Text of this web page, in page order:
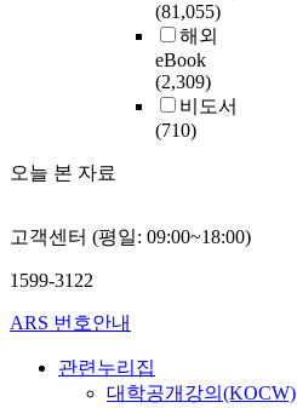
(81,055)
해외
eBook
(2,309)
비도서
(710)
오늘 본 자료
고객센터 (평일: 09:00~18:00)
1599-3122
ARS 번호안내
관련누리집
대학공개강의(KOCW)